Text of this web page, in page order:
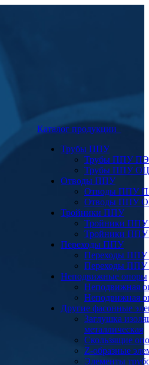
Каталог продукции
Трубы ППУ
Трубы ППУ ПЭ
Трубы ППУ ОЦ
Отводы ППУ
Отводы ППУ
Отводы ППУ
Тройники ППУ
Тройники
Тройники
Переходы ППУ
Переходы
Переходы
Неподвижные опоры
Неподвижная
Неподвижная
Другие фасонные
Заглушка
металлическая
Скользящие
Z-образные
Элементы